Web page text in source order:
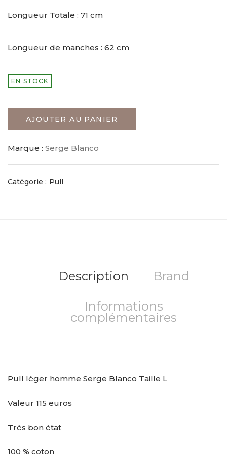
Longueur Totale : 71 cm
Longueur de manches : 62 cm
EN STOCK
AJOUTER AU PANIER
Marque : Serge Blanco
Catégorie : Pull
Description Brand
Informations
complémentaires
Pull léger homme Serge Blanco Taille L
Valeur 115 euros
Très bon état
100 % coton